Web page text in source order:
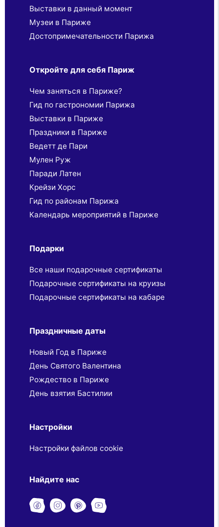
Выставки в данный момент
Музеи в Париже
Достопримечательности Парижа
Откройте для себя Париж
Чем заняться в Париже?
Гид по гастрономии Парижа
Выставки в Париже
Праздники в Париже
Ведетт де Пари
Мулен Руж
Паради Латен
Крейзи Хорс
Гид по районам Парижа
Календарь мероприятий в Париже
Подарки
Все наши подарочные сертификаты
Подарочные сертификаты на круизы
Подарочные сертификаты на кабаре
Праздничные даты
Новый Год в Париже
День Святого Валентина
Рождество в Париже
День взятия Бастилии
Настройки
Настройки файлов cookie
Найдите нас